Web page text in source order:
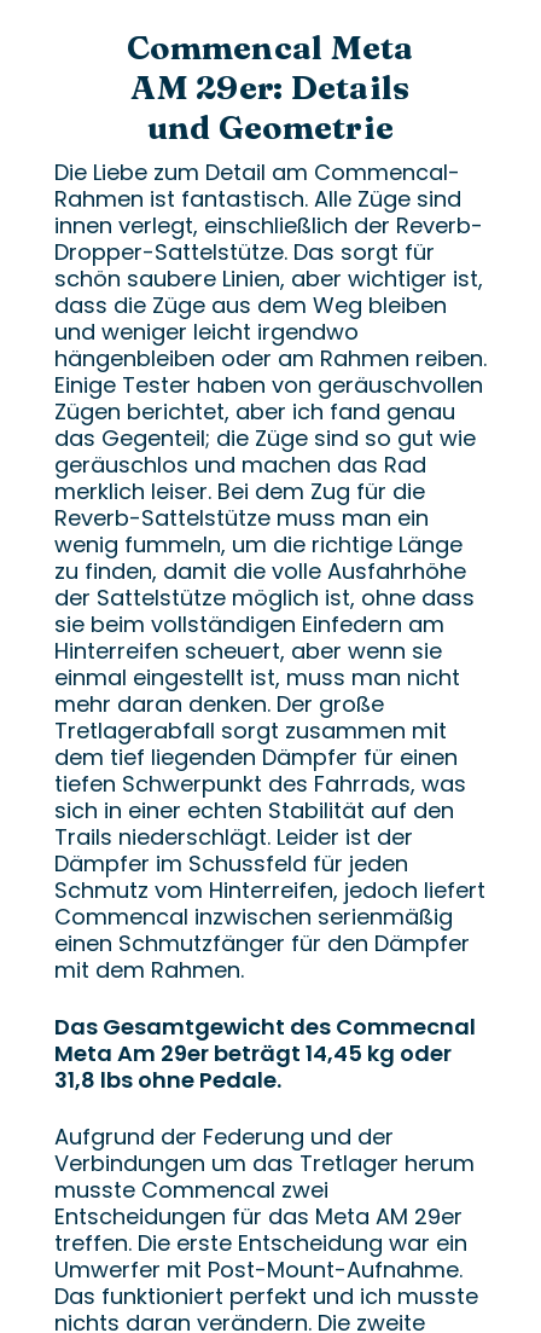
Commencal Meta
AM 29er: Details
und Geometrie
Die Liebe zum Detail am Commencal-
Rahmen ist fantastisch. Alle Züge sind
innen verlegt, einschließlich der Reverb-
Dropper-Sattelstütze. Das sorgt für
schön saubere Linien, aber wichtiger ist,
dass die Züge aus dem Weg bleiben
und weniger leicht irgendwo
hängenbleiben oder am Rahmen reiben.
Einige Tester haben von geräuschvollen
Zügen berichtet, aber ich fand genau
das Gegenteil; die Züge sind so gut wie
geräuschlos und machen das Rad
merklich leiser. Bei dem Zug für die
Reverb-Sattelstütze muss man ein
wenig fummeln, um die richtige Länge
zu finden, damit die volle Ausfahrhöhe
der Sattelstütze möglich ist, ohne dass
sie beim vollständigen Einfedern am
Hinterreifen scheuert, aber wenn sie
einmal eingestellt ist, muss man nicht
mehr daran denken. Der große
Tretlagerabfall sorgt zusammen mit
dem tief liegenden Dämpfer für einen
tiefen Schwerpunkt des Fahrrads, was
sich in einer echten Stabilität auf den
Trails niederschlägt. Leider ist der
Dämpfer im Schussfeld für jeden
Schmutz vom Hinterreifen, jedoch liefert
Commencal inzwischen serienmäßig
einen Schmutzfänger für den Dämpfer
mit dem Rahmen.
Das Gesamtgewicht des Commecnal
Meta Am 29er beträgt 14,45 kg oder
31,8 lbs ohne Pedale.
Aufgrund der Federung und der
Verbindungen um das Tretlager herum
musste Commencal zwei
Entscheidungen für das Meta AM 29er
treffen. Die erste Entscheidung war ein
Umwerfer mit Post-Mount-Aufnahme.
Das funktioniert perfekt und ich musste
nichts daran verändern. Die zweite